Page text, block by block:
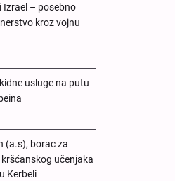
Izrael – posebno
kroz vojnu
usluge na putu
(a.s), borac za
učenjaka
Kerbeli